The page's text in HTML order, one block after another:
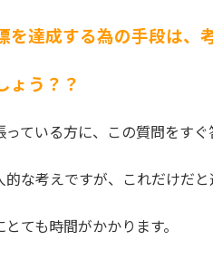
を達成する為の手段は、
ょう？？
っている方に、この質問をす
的な考えですが、これだけだ
ても時間がかかります。